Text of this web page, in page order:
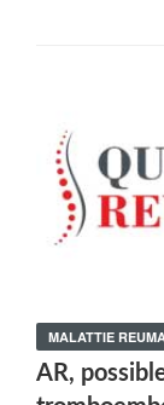
MALATTIE
AR,